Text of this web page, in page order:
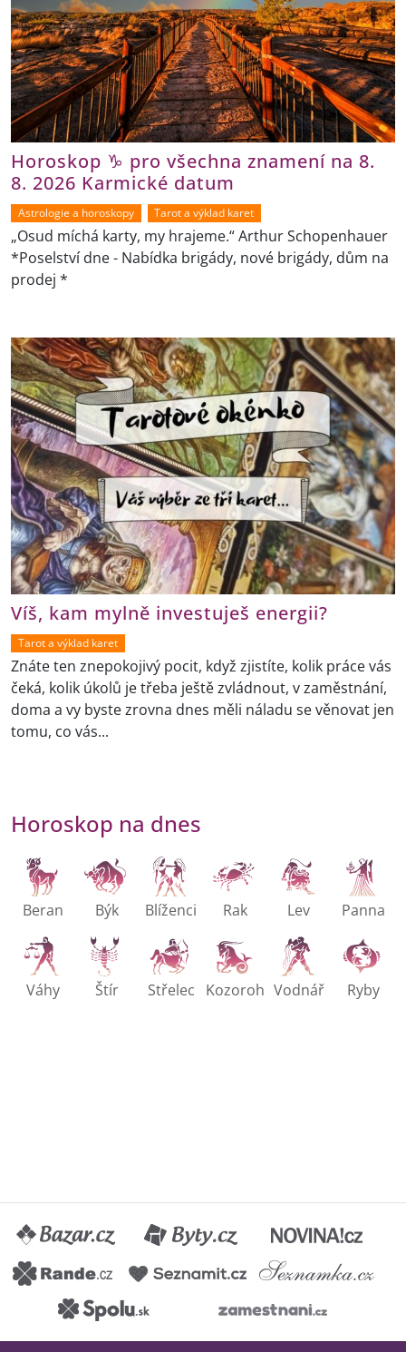
Horoskop ♑ pro všechna znamení na 8.
8. 2026 Karmické datum
Astrologie a horoskopy Tarot a výklad karet
„Osud míchá karty, my hrajeme.“ Arthur Schopenhauer
*Poselství dne - Nabídka brigády, nové brigády, dům na
prodej *
Víš, kam mylně investuješ energii?
Tarot a výklad karet
Znáte ten znepokojivý pocit, když zjistíte, kolik práce vás
čeká, kolik úkolů je třeba ještě zvládnout, v zaměstnání,
doma a vy byste zrovna dnes měli náladu se věnovat jen
tomu, co vás...
Horoskop na dnes
Beran Býk Blíženci Rak Lev Panna
Váhy Štír Střelec Kozoroh Vodnář Ryby